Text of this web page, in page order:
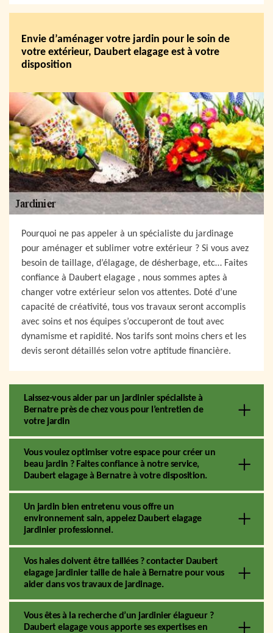
Envie d’aménager votre jardin pour le soin de
votre extérieur, Daubert elagage est à votre
disposition
Pourquoi ne pas appeler à un spécialiste du jardinage
pour aménager et sublimer votre extérieur ? Si vous avez
besoin de taillage, d’élagage, de désherbage, etc… Faites
confiance à Daubert elagage , nous sommes aptes à
changer votre extérieur selon vos attentes. Doté d’une
capacité de créativité, tous vos travaux seront accomplis
avec soins et nos équipes s’occuperont de tout avec
dynamisme et rapidité. Nos tarifs sont moins chers et les
devis seront détaillés selon votre aptitude financière.
Laissez-vous aider par un jardinier spécialiste à
Bernatre près de chez vous pour l’entretien de
votre jardin
Vous voulez optimiser votre espace pour créer un
beau jardin ? Faites confiance à notre service,
Daubert elagage à Bernatre à votre disposition.
Un jardin bien entretenu vous offre un
environnement sain, appelez Daubert elagage
jardinier professionnel.
Vos haies doivent être taillées ? contacter Daubert
elagage jardinier taille de haie à Bernatre pour vous
aider dans vos travaux de jardinage.
Vous êtes à la recherche d’un jardinier élagueur ?
Daubert elagage vous apporte ses expertises en